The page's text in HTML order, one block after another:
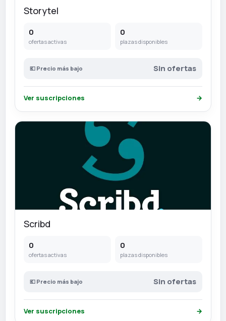
Storytel
0
ofertas activas
0
plazas disponibles
💶 Precio más bajo Sin ofertas
Ver suscripciones →
Scribd
0
ofertas activas
0
plazas disponibles
💶 Precio más bajo Sin ofertas
Ver suscripciones →